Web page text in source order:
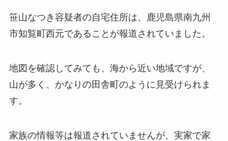
笹山なつき容疑者の自宅住所は、鹿児島県南九州
市知覧町西元であることが報道されていました。
地図を確認してみても、海から近い地域ですが、
山が多く、かなりの田舎町のように見受けられま
す。
家族の情報等は報道されていませんが、実家で家